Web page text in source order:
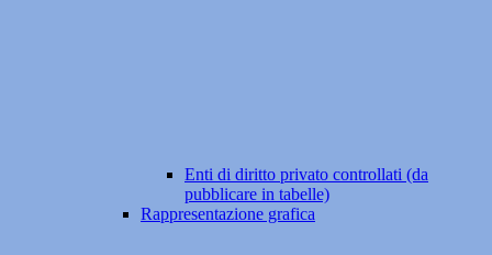
Enti di diritto privato controllati (da
pubblicare in tabelle)
Rappresentazione grafica